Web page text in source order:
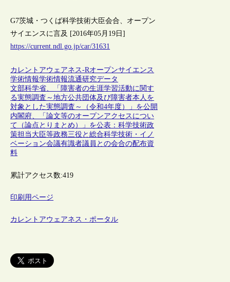
G7茨城・つくば科学技術大臣会合、オープン
サイエンスに言及 [2016年05月19日]
https://current.ndl.go.jp/car/31631
カレントアウェアネス-Rオープンサイエンス
学術情報学術情報流通研究データ
文部科学省、「障害者の生涯学習活動に関す
る実態調査～地方公共団体及び障害者本人を
対象とした実態調査～（令和4年度）」を公開
内閣府、「論文等のオープンアクセスについ
て（論点とりまとめ）」を公表：科学技術政
策担当大臣等政務三役と総合科学技術・イノ
ベーション会議有識者議員との会合の配布資
料
累計アクセス数:419
印刷用ページ
カレントアウェアネス・ポータル